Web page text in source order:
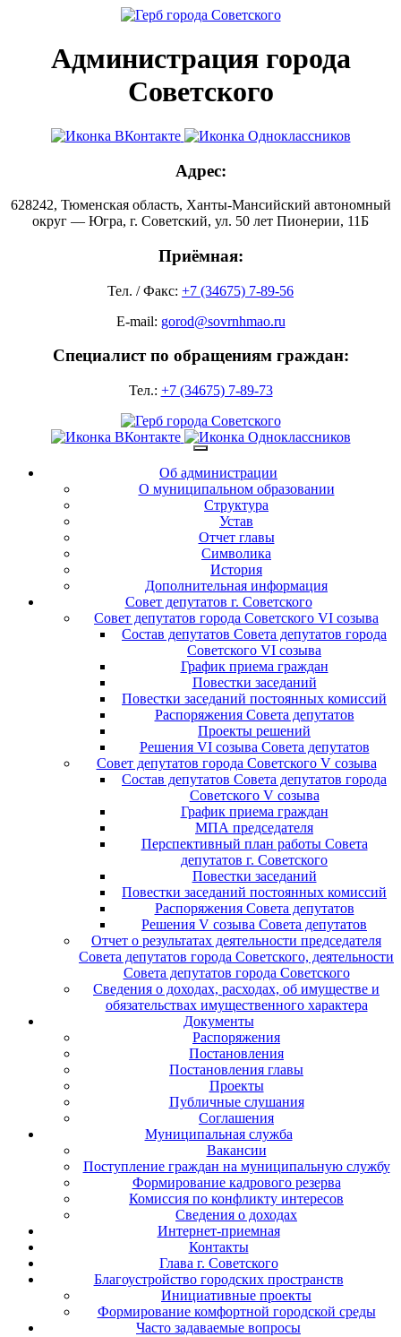
Администрация города
Советского
Адрес:
628242, Тюменская область, Ханты-Мансийский автономный
округ — Югра, г. Советский, ул. 50 лет Пионерии, 11Б
Приёмная:
Тел. / Факс: +7 (34675) 7-89-56
E-mail: gorod@sovrnhmao.ru
Специалист по обращениям граждан:
Тел.: +7 (34675) 7-89-73
Об администрации
О муниципальном образовании
Структура
Устав
Отчет главы
Символика
История
Дополнительная информация
Совет депутатов г. Советского
Совет депутатов города Советского VI созыва
Состав депутатов Совета депутатов города
Советского VI созыва
График приема граждан
Повестки заседаний
Повестки заседаний постоянных комиссий
Распоряжения Совета депутатов
Проекты решений
Решения VI созыва Совета депутатов
Совет депутатов города Советского V созыва
Состав депутатов Совета депутатов города
Советского V созыва
График приема граждан
МПА председателя
Перспективный план работы Совета
депутатов г. Советского
Повестки заседаний
Повестки заседаний постоянных комиссий
Распоряжения Совета депутатов
Решения V созыва Совета депутатов
Отчет о результатах деятельности председателя
Совета депутатов города Советского, деятельности
Совета депутатов города Советского
Сведения о доходах, расходах, об имуществе и
обязательствах имущественного характера
Документы
Распоряжения
Постановления
Постановления главы
Проекты
Публичные слушания
Соглашения
Муниципальная служба
Вакансии
Поступление граждан на муниципальную службу
Формирование кадрового резерва
Комиссия по конфликту интересов
Сведения о доходах
Интернет-приемная
Контакты
Глава г. Советского
Благоустройство городских пространств
Инициативные проекты
Формирование комфортной городской среды
Часто задаваемые вопросы